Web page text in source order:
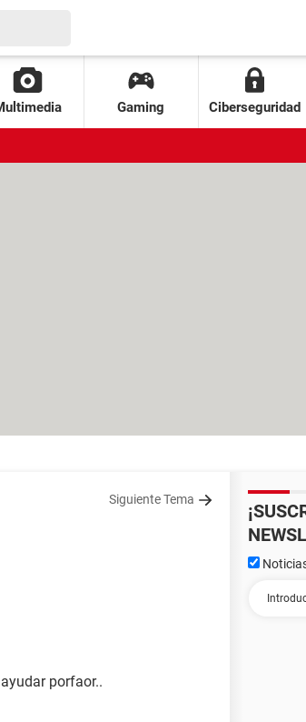
Gaming Ciberseguridad
Siguiente Tema
porfaor..